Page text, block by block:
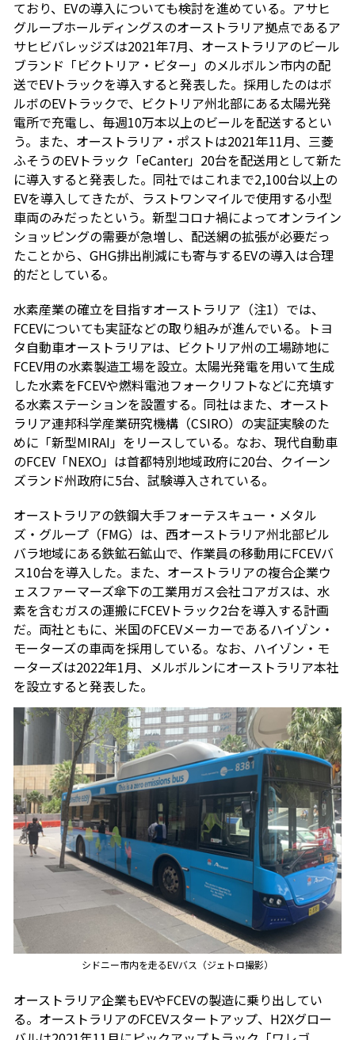
ており、EVの導入についても検討を進めている。アサヒ
グループホールディングスのオーストラリア拠点であるア
サヒビバレッジズは2021年7月、オーストラリアのビール
ブランド「ビクトリア・ビター」のメルボルン市内の配
送でEVトラックを導入すると発表した。採用したのはボ
ルボのEVトラックで、ビクトリア州北部にある太陽光発
電所で充電し、毎週10万本以上のビールを配送するとい
う。また、オーストラリア・ポストは2021年11月、三菱
ふそうのEVトラック「eCanter」20台を配送用として新た
に導入すると発表した。同社ではこれまで2,100台以上の
EVを導入してきたが、ラストワンマイルで使用する小型
車両のみだったという。新型コロナ禍によってオンライン
ショッピングの需要が急増し、配送網の拡張が必要だっ
たことから、GHG排出削減にも寄与するEVの導入は合理
的だとしている。
水素産業の確立を目指すオーストラリア（注1）では、
FCEVについても実証などの取り組みが進んでいる。トヨ
タ自動車オーストラリアは、ビクトリア州の工場跡地に
FCEV用の水素製造工場を設立。太陽光発電を用いて生成
した水素をFCEVや燃料電池フォークリフトなどに充填す
る水素ステーションを設置する。同社はまた、オースト
ラリア連邦科学産業研究機構（CSIRO）の実証実験のた
めに「新型MIRAI」をリースしている。なお、現代自動車
のFCEV「NEXO」は首都特別地域政府に20台、クイーン
ズランド州政府に5台、試験導入されている。
オーストラリアの鉄鋼大手フォーテスキュー・メタル
ズ・グループ（FMG）は、西オーストラリア州北部ピル
バラ地域にある鉄鉱石鉱山で、作業員の移動用にFCEVバ
ス10台を導入した。また、オーストラリアの複合企業ウ
ェスファーマーズ傘下の工業用ガス会社コアガスは、水
素を含むガスの運搬にFCEVトラック2台を導入する計画
だ。両社ともに、米国のFCEVメーカーであるハイゾン・
モーターズの車両を採用している。なお、ハイゾン・モ
ーターズは2022年1月、メルボルンにオーストラリア本社
を設立すると発表した。
シドニー市内を走るEVバス（ジェトロ撮影）
オーストラリア企業もEVやFCEVの製造に乗り出してい
る。オーストラリアのFCEVスタートアップ、H2Xグロー